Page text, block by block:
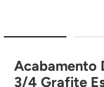
Acabamento
3/4 Grafite